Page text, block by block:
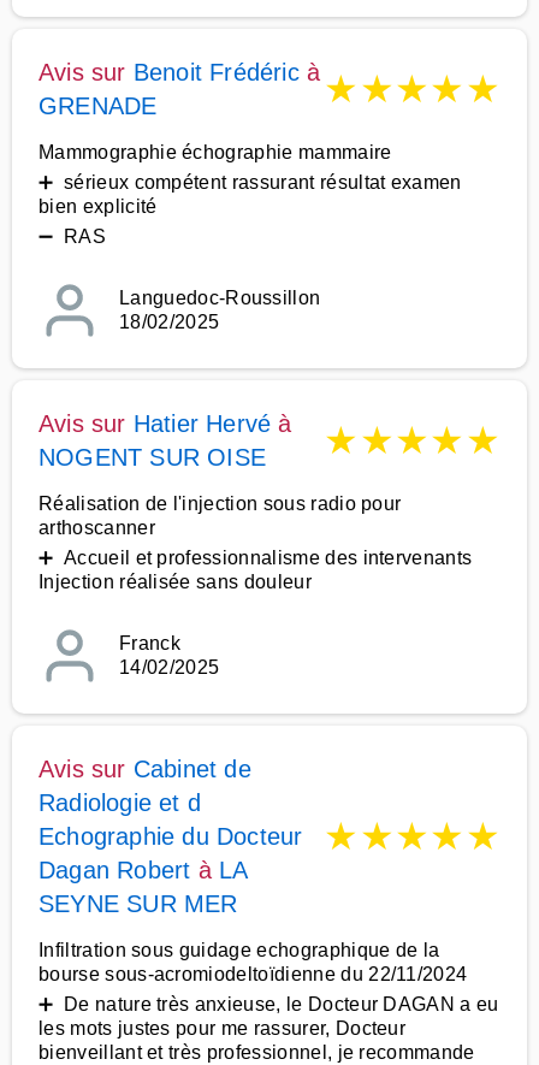
Avis sur Benoit Frédéricà
GRENADE
★★★★★
Mammographie échographie mammaire
➕ sérieux compétent rassurant résultat examen
bien explicité
➖ RAS
Languedoc-Roussillon
18/02/2025
Avis sur Hatier Hervé à
NOGENT SUR OISE
★★★★★
Réalisation de l'injection sous radio pour
arthoscanner
➕ Accueil et professionnalisme des intervenants
Injection réalisée sans douleur
Franck
14/02/2025
Avis sur Cabinet de
Radiologie et d
Echographie du Docteur
Dagan Robert à LA
SEYNE SUR MER
★★★★★
Infiltration sous guidage echographique de la
bourse sous-acromiodeltoïdienne du 22/11/2024
➕ De nature très anxieuse, le Docteur DAGAN a eu
les mots justes pour me rassurer, Docteur
bienveillant et très professionnel, je recommande